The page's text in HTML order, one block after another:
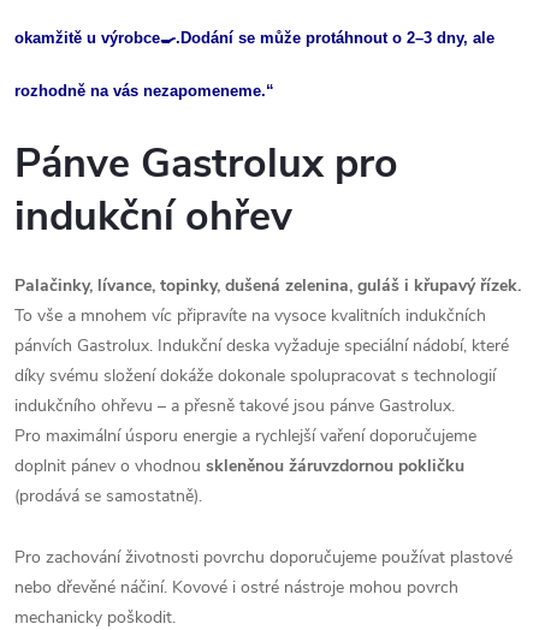
okamžitě u výrobce🍳.Dodání se může protáhnout o 2–3 dny, ale
rozhodně na vás nezapomeneme.“
Pánve Gastrolux pro
indukční ohřev
Palačinky, lívance, topinky, dušená zelenina, guláš i křupavý řízek.
To vše a mnohem víc připravíte na vysoce kvalitních indukčních
pánvích Gastrolux. Indukční deska vyžaduje speciální nádobí, které
díky svému složení dokáže dokonale spolupracovat s technologií
indukčního ohřevu – a přesně takové jsou pánve Gastrolux.
Pro maximální úsporu energie a rychlejší vaření doporučujeme
doplnit pánev o vhodnou skleněnou žáruvzdornou pokličku
(prodává se samostatně).
Pro zachování životnosti povrchu doporučujeme používat plastové
nebo dřevěné náčiní. Kovové i ostré nástroje mohou povrch
mechanicky poškodit.